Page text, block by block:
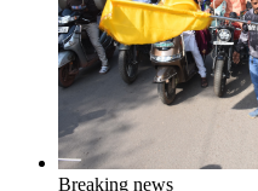
Breaking news